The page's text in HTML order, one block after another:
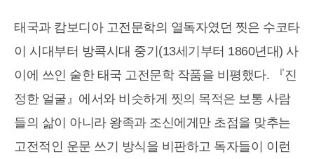
태국과 캄보디아 고전문학의 열독자였던 찟은 수코타
이 시대부터 방콕시대 중기(13세기부터 1860년대) 사
이에 쓰인 숱한 태국 고전문학 작품을 비평했다. 『진
정한 얼굴』에서와 비슷하게 찟의 목적은 보통 사람
들의 삶이 아니라 왕족과 조신에게만 초점을 맞추는
고전적인 운문 쓰기 방식을 비판하고 독자들이 이런